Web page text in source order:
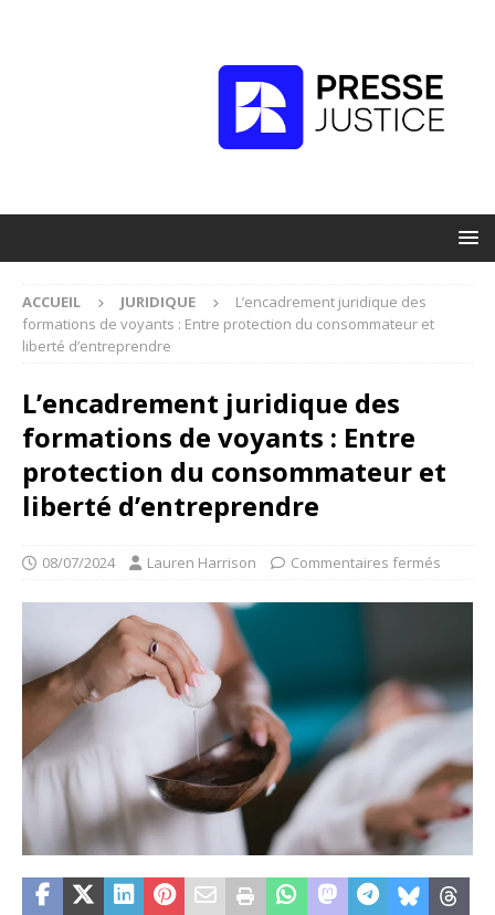
ACCUEIL JURIDIQUE
L’encadrement juridique des
formations de voyants : Entre protection du consommateur et
liberté d’entreprendre
L’encadrement juridique des
formations de voyants : Entre
protection du consommateur et
liberté d’entreprendre
08/07/2024 Lauren Harrison Commentaires fermés